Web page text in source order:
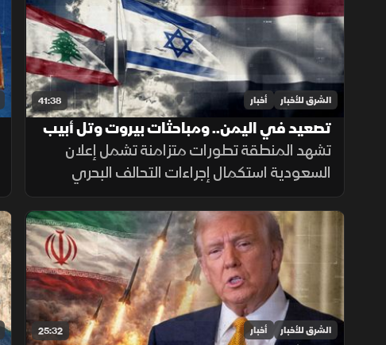
41:38 الشرق للأخبار أخبار
تصعيد في اليمن.. ومباحثات بيروت وتل أبيب
تتواصل
تشهد المنطقة تطورات متزامنة تشمل إعلان
السعودية استكمال إجراءات التحالف البحري
الدفاعي، ومراجعة إيران لاتفاق هرمز، وتصعيدا
في اليمن، ومباحثات لبنانية إسرائيلية، وانفجارا
في جرمانا بريف دمشق.
25:32 الشرق للأخبار أخبار